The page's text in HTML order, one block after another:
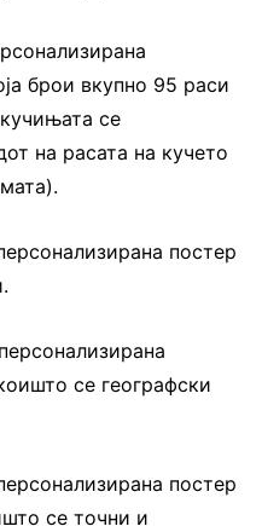
брои вкупно 95 раси
се
на расата на кучето
постер
се географски
постер
се точни и